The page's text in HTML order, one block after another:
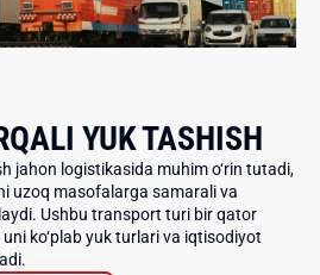
YUK TASHISH
jahon logistikasida muhim o‘rin tutadi,
uzoq masofalarga samarali va
Ushbu transport turi bir qator
ko‘plab yuk turlari va iqtisodiyot